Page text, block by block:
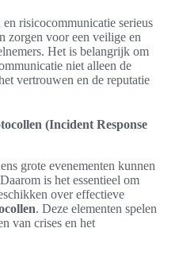
en risicocommunicatie serieus
zorgen voor een veilige en
Het is belangrijk om
niet alleen de
vertrouwen en de reputatie
(Incident Response
grote evenementen kunnen
is het essentieel om
over effectieve
. Deze elementen spelen
van crises en het